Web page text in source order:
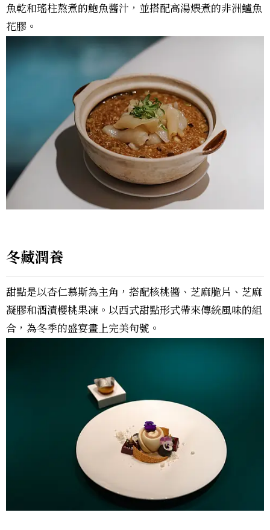
魚乾和瑤柱熬煮的鮑魚醬汁，並搭配高湯煨煮的非洲鱸魚
花膠。
冬藏潤養
甜點是以杏仁慕斯為主角，搭配核桃醬、芝麻脆片、芝麻
凝膠和酒漬櫻桃果凍。以西式甜點形式帶來傳統風味的組
合，為冬季的盛宴畫上完美句號。